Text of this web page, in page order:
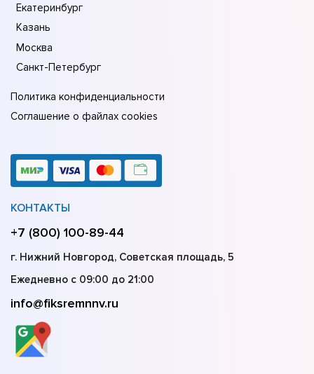
Екатеринбург
Казань
Москва
Санкт-Петербург
Политика конфиденциальности
Соглашение о файлах cookies
КОНТАКТЫ
+7 (800) 100-89-44
г. Нижний Новгород, Советская площадь, 5
Ежедневно с 09:00 до 21:00
info@fiksremnnv.ru